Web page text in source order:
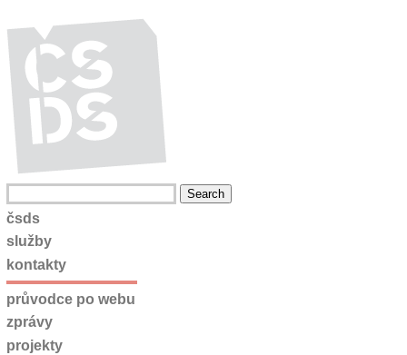
čsds
služby
kontakty
průvodce po webu
zprávy
projekty